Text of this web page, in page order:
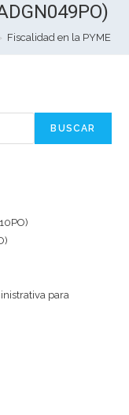
Fiscalidad en la PYME
BUSCAR
para